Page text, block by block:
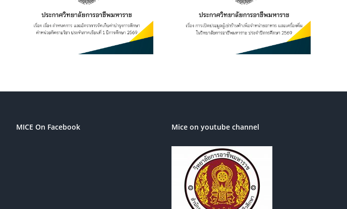
เพื่อจำหน่ายอาหาร และ
เครื่องดื่ม ในวิทยาลัยการ
อาชีพมหาราช ประจำปีการ
ศึกษา 2569
MICE On Facebook Mice on youtube channel